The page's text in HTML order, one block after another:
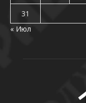
31
« Июл